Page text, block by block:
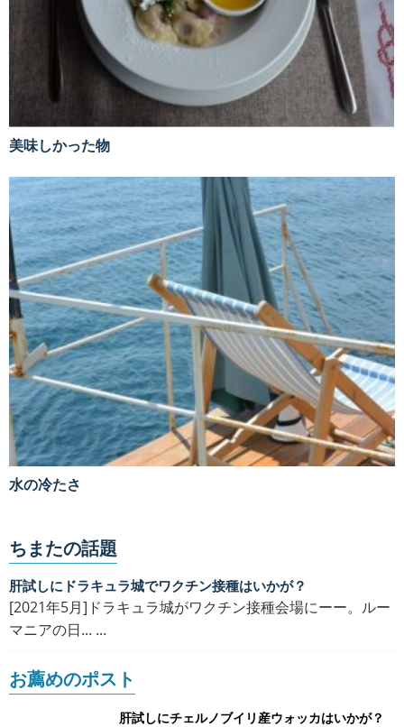
美味しかった物
水の冷たさ
ちまたの話題
肝試しにドラキュラ城でワクチン接種はいかが？
[2021年5月]ドラキュラ城がワクチン接種会場にーー。ルー
マニアの日... ...
お薦めのポスト
肝試しにチェルノブイリ産ウォッカはいかが？